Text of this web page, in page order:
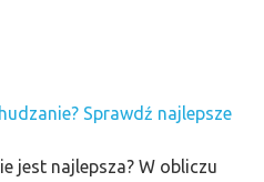
Sprawdź najlepsze
jest najlepsza? W obliczu